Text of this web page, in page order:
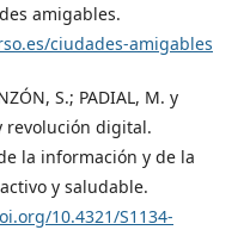
amigables.
ciudades-amigables
S.; PADIAL, M. y
revolución digital.
la información y de la
y saludable.
10.4321/S1134-